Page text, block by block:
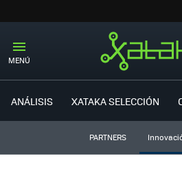
MENÚ
ANÁLISIS XATAKA SELECCIÓN
PARTNERS